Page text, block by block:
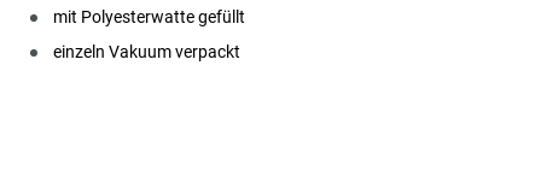
mit Polyesterwatte gefüllt
einzeln Vakuum verpackt